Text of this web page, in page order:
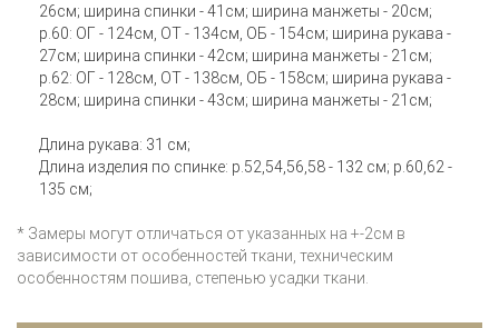
26см; ширина спинки - 41см; ширина манжеты - 20см;
р.60: ОГ - 124см, ОТ - 134см, ОБ - 154см; ширина рукава -
27см; ширина спинки - 42см; ширина манжеты - 21см;
р.62: ОГ - 128см, ОТ - 138см, ОБ - 158см; ширина рукава -
28см; ширина спинки - 43см; ширина манжеты - 21см;
Длина рукава: 31 см;
Длина изделия по спинке: р.52,54,56,58 - 132 см; р.60,62 -
135 см;
* Замеры могут отличаться от указанных на +-2см в
зависимости от особенностей ткани, техническим
особенностям пошива, степенью усадки ткани.